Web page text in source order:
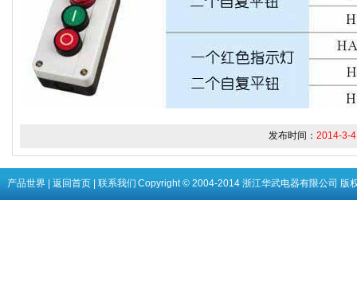
发布时间： 2014-3-
产品世界| 返回首页| 联系我们 Copyright © 2004-2014 浙江华武电器有限公司 版